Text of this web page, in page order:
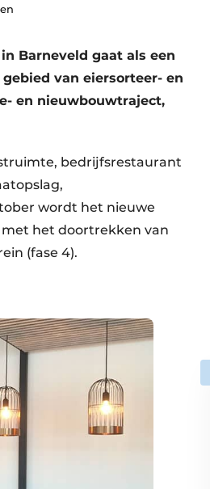
Barneveld gaat als een
van eiersorteer- en
en nieuwbouwtraject,
bedrijfsrestaurant
wordt het nieuwe
met het doortrekken van
(fase 4).